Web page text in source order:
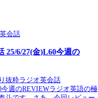
会話
25/6/27(金)L60今週の
抜粋ラジオ英会話
今週のREVIEWラジオ英語の極